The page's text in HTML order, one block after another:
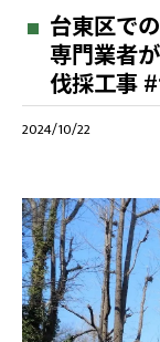
台東区で
専門業者
伐採工事
2024/10/22